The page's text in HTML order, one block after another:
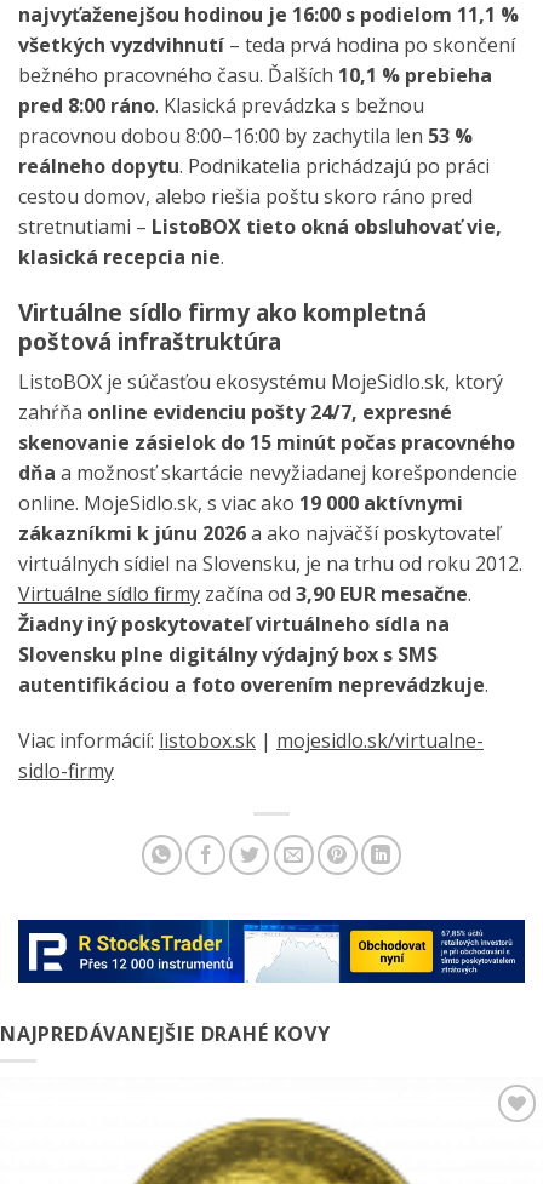
najvyťaženejšou hodinou je 16:00 s podielom 11,1 %
všetkých vyzdvihnutí – teda prvá hodina po skončení
bežného pracovného času. Ďalších 10,1 % prebieha
pred 8:00 ráno. Klasická prevádzka s bežnou
pracovnou dobou 8:00–16:00 by zachytila len 53 %
reálneho dopytu. Podnikatelia prichádzajú po práci
cestou domov, alebo riešia poštu skoro ráno pred
stretnutiami – ListoBOX tieto okná obsluhovať vie,
klasická recepcia nie.
Virtuálne sídlo firmy ako kompletná
poštová infraštruktúra
ListoBOX je súčasťou ekosystému MojeSidlo.sk, ktorý
zahŕňa online evidenciu pošty 24/7, expresné
skenovanie zásielok do 15 minút počas pracovného
dňa a možnosť skartácie nevyžiadanej korešpondencie
online. MojeSidlo.sk, s viac ako 19 000 aktívnymi
zákazníkmi k júnu 2026a ako najväčší poskytovateľ
virtuálnych sídiel na Slovensku, je na trhu od roku 2012.
Virtuálne sídlo firmy začína od 3,90 EUR mesačne.
Žiadny iný poskytovateľ virtuálneho sídla na
Slovensku plne digitálny výdajný box s SMS
autentifikáciou a foto overením neprevádzkuje.
Viac informácií: listobox.sk | mojesidlo.sk/virtualne-
sidlo-firmy
NAJPREDÁVANEJŠIE DRAHÉ KOVY